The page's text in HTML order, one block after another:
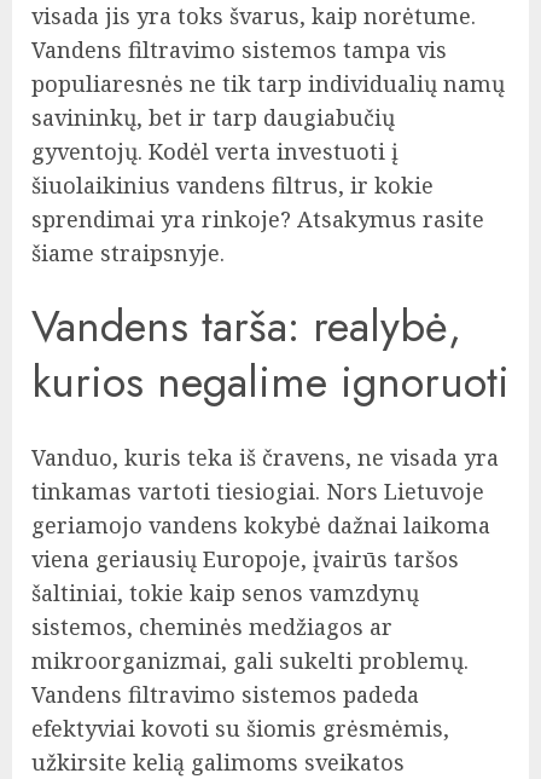
visada jis yra toks švarus, kaip norėtume.
Vandens filtravimo sistemos tampa vis
populiaresnės ne tik tarp individualių namų
savininkų, bet ir tarp daugiabučių
gyventojų. Kodėl verta investuoti į
šiuolaikinius vandens filtrus, ir kokie
sprendimai yra rinkoje? Atsakymus rasite
šiame straipsnyje.
Vandens tarša: realybė,
kurios negalime ignoruoti
Vanduo, kuris teka iš čravens, ne visada yra
tinkamas vartoti tiesiogiai. Nors Lietuvoje
geriamojo vandens kokybė dažnai laikoma
viena geriausių Europoje, įvairūs taršos
šaltiniai, tokie kaip senos vamzdynų
sistemos, cheminės medžiagos ar
mikroorganizmai, gali sukelti problemų.
Vandens filtravimo sistemos padeda
efektyviai kovoti su šiomis grėsmėmis,
užkirsite kelią galimoms sveikatos